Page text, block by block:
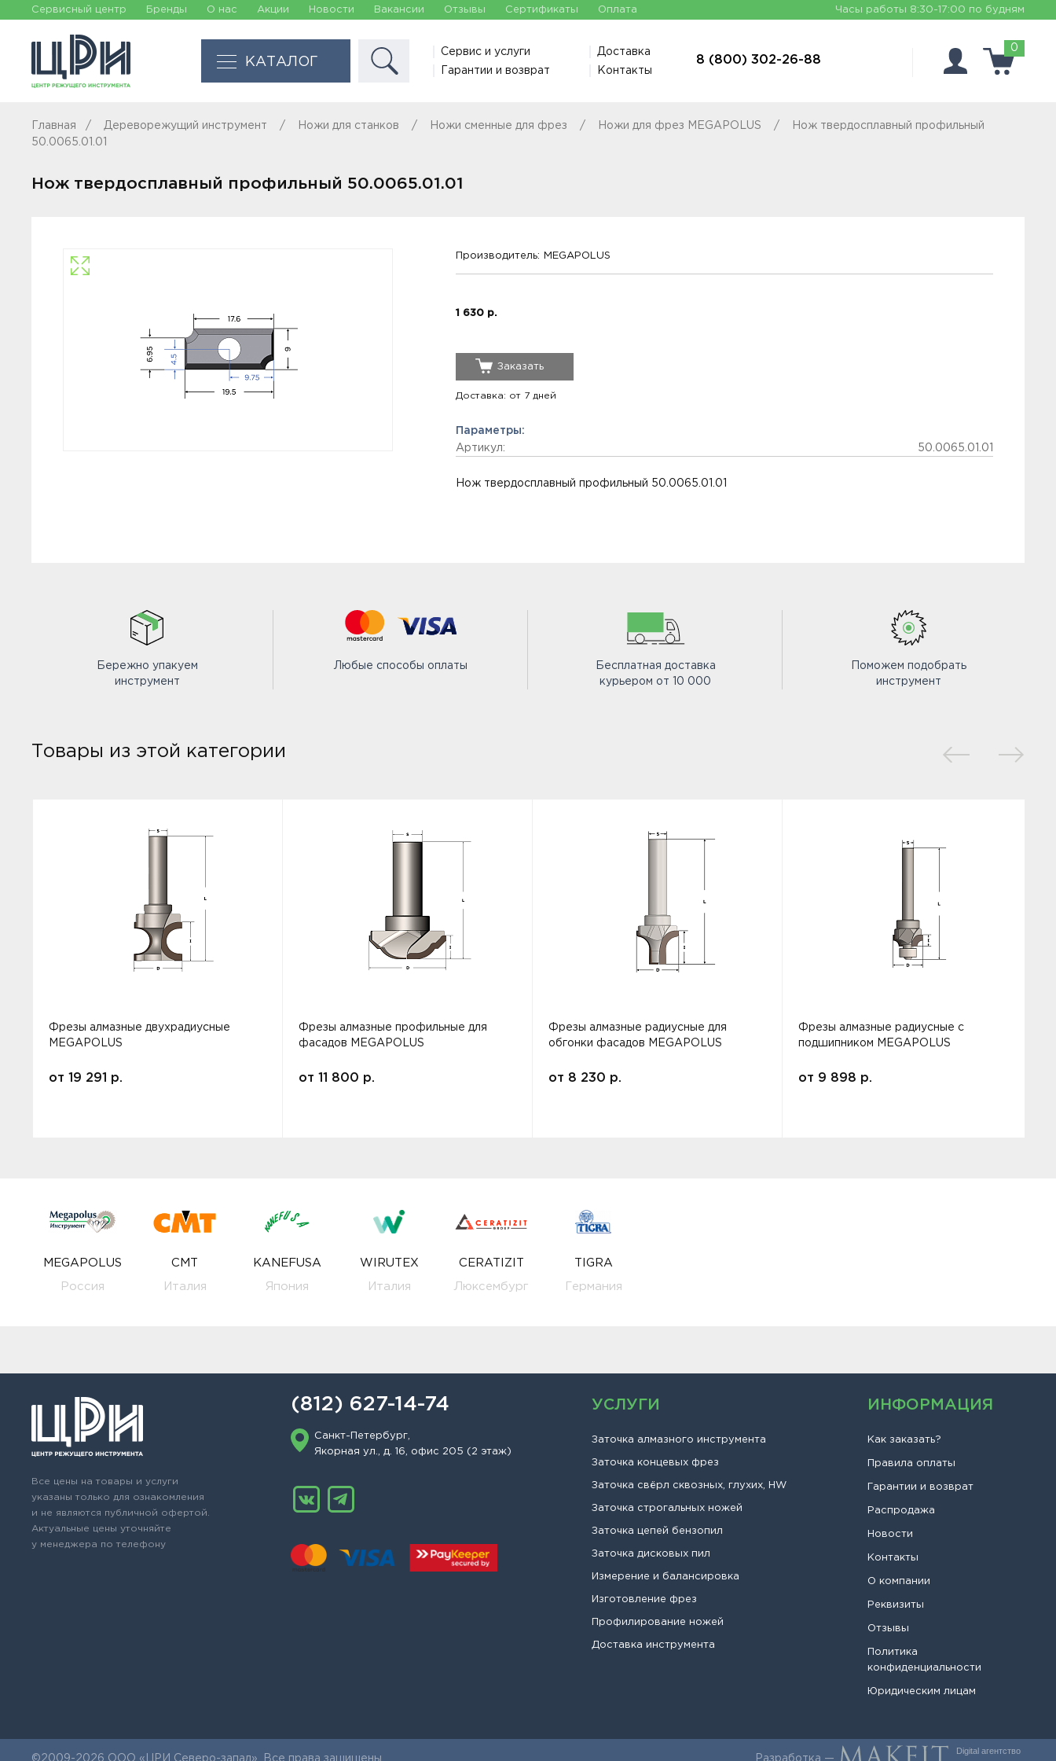
Сервисный центр Бренды О нас Акции Новости Вакансии Отзывы Сертификаты Оплата Часы работы 8:30-17:00 по будням
КАТАЛОГ
Сервис и услуги
Гарантии и возврат
Доставка
Контакты
8 (800) 302-26-88
0
Главная Дереворежущий инструмент Ножи для станков Ножи сменные для фрез Ножи для фрез MEGAPOLUS
Нож твердосплавный профильный
50.0065.01.01
Нож твердосплавный профильный 50.0065.01.01
Производитель: MEGAPOLUS
1 630 р.
Заказать
Доставка: от 7 дней
Параметры:
Артикул:
50.0065.01.01
Нож твердосплавный профильный 50.0065.01.01
Бережно упакуем
инструмент
Любые способы оплаты
Бесплатная доставка
курьером от 10 000
Поможем подобрать
инструмент
Товары из этой категории
Фрезы алмазные двухрадиусные
MEGAPOLUS
от 19 291 р.
Фрезы алмазные профильные для
фасадов MEGAPOLUS
от 11 800 р.
Фрезы алмазные радиусные для
обгонки фасадов MEGAPOLUS
от 8 230 р.
Фрезы алмазные радиусные с
подшипником MEGAPOLUS
от 9 898 р.
MEGAPOLUS
Россия
CMT
Италия
KANEFUSA
Япония
WIRUTEX
Италия
CERATIZIT
Люксембург
TIGRA
Германия
Все цены на товары и услуги
указаны только для ознакомления
и не являются публичной офертой.
Актуальные цены уточняйте
у менеджера по телефону
(812) 627-14-74
Санкт-Петербург,
Якорная ул., д. 16, офис 205 (2 этаж)
УСЛУГИ
Заточка алмазного инструмента
Заточка концевых фрез
Заточка свёрл сквозных, глухих, HW
Заточка строгальных ножей
Заточка цепей бензопил
Заточка дисковых пил
Измерение и балансировка
Изготовление фрез
Профилирование ножей
Доставка инструмента
ИНФОРМАЦИЯ
Как заказать?
Правила оплаты
Гарантии и возврат
Распродажа
Новости
Контакты
О компании
Реквизиты
Отзывы
Политика
конфиденциальности
Юридическим лицам
©2009-2026 ООО «ЦРИ Северо-запад». Все права защищены. Разработка —
Digital агентство